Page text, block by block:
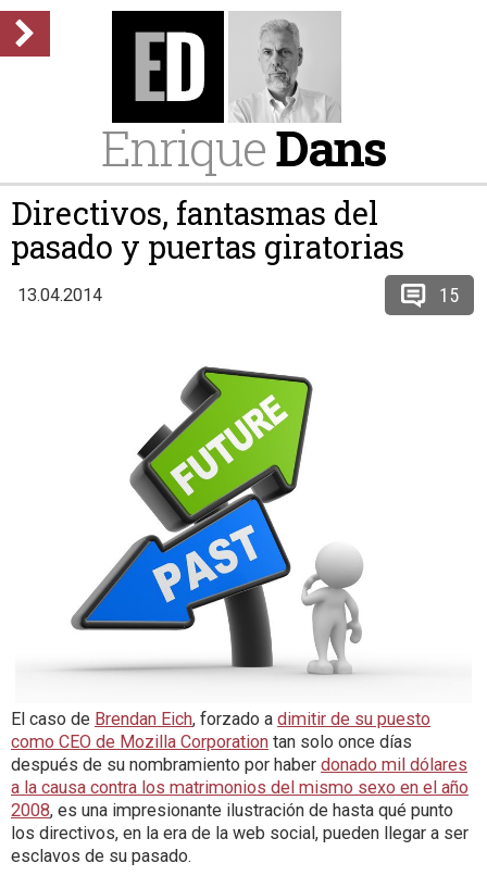
EnriqueDans
Directivos, fantasmas del
pasado y puertas giratorias
13.04.2014 15
El caso de Brendan Eich, forzado a dimitir de su puesto
como CEO de Mozilla Corporation tan solo once días
después de su nombramiento por haber donado mil dólares
a la causa contra los matrimonios del mismo sexo en el año
2008, es una impresionante ilustración de hasta qué punto
los directivos, en la era de la web social, pueden llegar a ser
esclavos de su pasado.